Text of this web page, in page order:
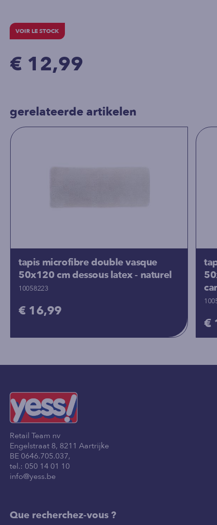
VOIR LE STOCK
€ 12,99
gerelateerde artikelen
tapis microfibre double vasque
50x120 cm dessous latex - naturel
10058223
€ 16,99
€
Retail Team nv
Engelstraat 8, 8211 Aartrijke
BE 0646.705.037,
tel.: 050 14 01 10
info@yess.be
Que recherchez-vous ?